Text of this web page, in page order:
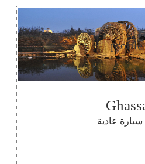
عادية